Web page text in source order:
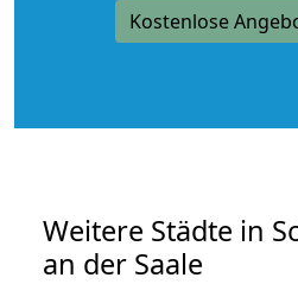
Kostenlose
Weitere Städte in
an der Saale